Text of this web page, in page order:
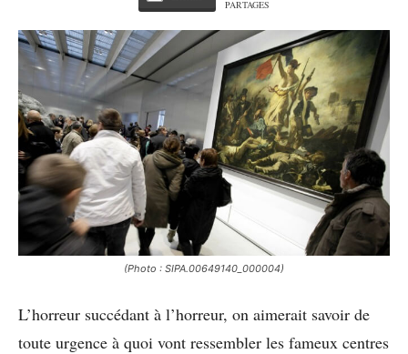
PARTAGES
(Photo : SIPA.00649140_000004)
L’horreur succédant à l’horreur, on aimerait savoir de
toute urgence à quoi vont ressembler les fameux centres